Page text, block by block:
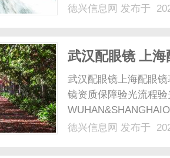
配镜的写字楼眼镜店
德兴信息网 发布于
武汉配眼镜 上海
武汉配眼镜上海配眼
镜资质保障验光流程
配镜的写字楼眼镜店
德兴信息网 发布于